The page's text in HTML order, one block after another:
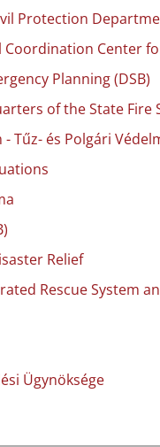
Protection
Coordination Center
Planning (DSB)
of the State Fire
Tűz- és Polgári
Relief
Rescue System
Ügynöksége